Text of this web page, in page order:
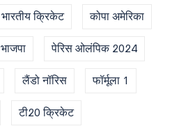
भारतीय क्रिकेट कोपा अमेरिका
भाजपा पेरिस ओलंपिक 2024
लैंडो नॉरिस फॉर्मूला 1
टी20 क्रिकेट